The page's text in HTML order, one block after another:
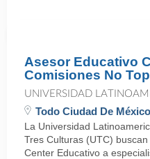
Asesor Educativo
Comisiones No
UNIVERSIDAD
Todo Ciudad De México
La Universidad
Tres Culturas (UTC)
Center Educativo a